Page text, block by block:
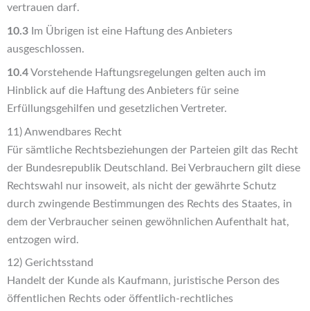
vertrauen darf.
10.3 Im Übrigen ist eine Haftung des Anbieters
ausgeschlossen.
10.4 Vorstehende Haftungsregelungen gelten auch im
Hinblick auf die Haftung des Anbieters für seine
Erfüllungsgehilfen und gesetzlichen Vertreter.
11) Anwendbares Recht
Für sämtliche Rechtsbeziehungen der Parteien gilt das Recht
der Bundesrepublik Deutschland. Bei Verbrauchern gilt diese
Rechtswahl nur insoweit, als nicht der gewährte Schutz
durch zwingende Bestimmungen des Rechts des Staates, in
dem der Verbraucher seinen gewöhnlichen Aufenthalt hat,
entzogen wird.
12) Gerichtsstand
Handelt der Kunde als Kaufmann, juristische Person des
öffentlichen Rechts oder öffentlich-rechtliches